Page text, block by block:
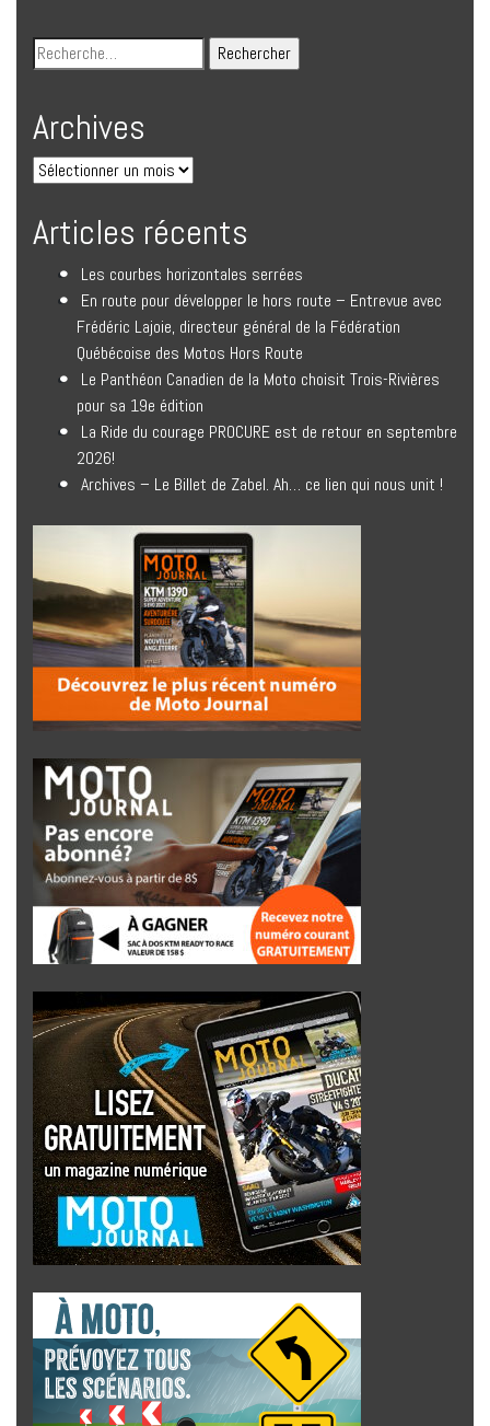
Archives
Articles récents
Les courbes horizontales serrées
En route pour développer le hors route – Entrevue avec
Frédéric Lajoie, directeur général de la Fédération
Québécoise des Motos Hors Route
Le Panthéon Canadien de la Moto choisit Trois-Rivières
pour sa 19e édition
La Ride du courage PROCURE est de retour en septembre
2026!
Archives – Le Billet de Zabel. Ah… ce lien qui nous unit !